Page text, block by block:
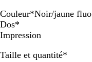
Couleur*Noir/jaune fluo
N
o
r
B
l
u
G
r
s
G
r
s
B
l
u
N
o
r
N
o
r
Dos*
Impression
Taille et quantité*